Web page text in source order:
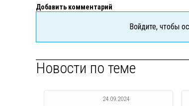
Добавить комментарий
Войдите, чтобы
Новости по теме
24.09.2024